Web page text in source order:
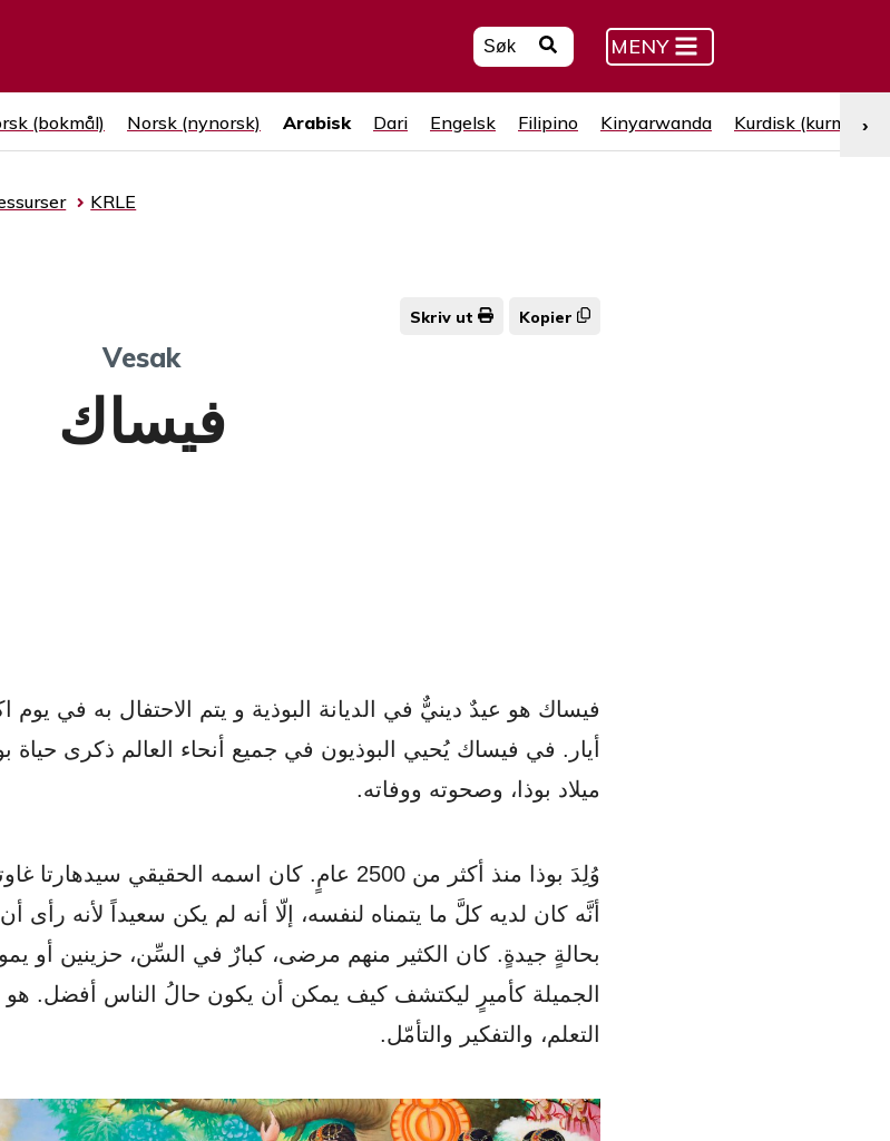
MENY
(bokmål) Norsk (nynorsk) Arabisk Dari Engelsk Filipino Kinyarwanda Kurdisk (kurmanji)
›
KRLE
Skriv ut Kopier
Vesak
فيساك
فيساك هو عيدٌ دينيٌّ في الديانة البوذية و يتم الاحتفال به في
أيار. في فيساك يُحيي البوذيون في جميع أنحاء العالم ذكرى حياة
ميلاد بوذا، وصحوته ووفاته.
وُلِدَ بوذا منذ أكثر من 2500 عامٍ. كان اسمه الحقيقي
أنَّه كان لديه كلَّ ما يتمناه لنفسه، إلّا أنه لم يكن سعيداً لأنه رأى
بحالةٍ جيدةٍ. كان الكثير منهم مرضى، كبارٌ في السِّن، حزينين أو
الجميلة كأميرٍ ليكتشف كيف يمكن أن يكون حالُ الناس
التعلم، والتفكير والتأمّل.